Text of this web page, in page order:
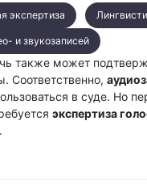
экспертиза
и звукозаписей
также может
Соответственно,
в суде. Но
экспертиза